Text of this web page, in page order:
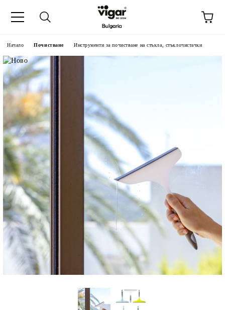
Начало Почистване Инструменти за почистване на стъкла, стъклочистачки